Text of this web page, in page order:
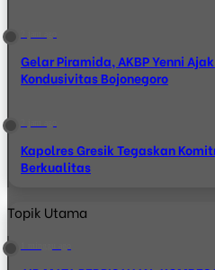
Gelar Piramida, AKBP Yenni
Kondusivitas Bojonegoro
Kapolres Gresik Tegaskan
Berkualitas
Topik Utama